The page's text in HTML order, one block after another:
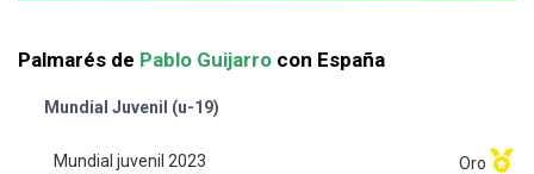
Palmarés de Pablo Guijarro con España
Mundial Juvenil (u-19)
Mundial juvenil 2023 Oro